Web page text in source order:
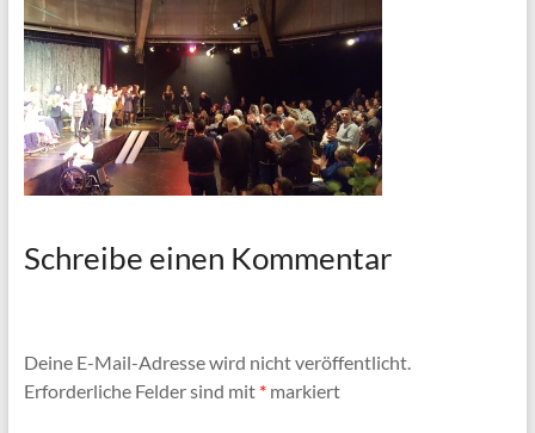
Schreibe einen Kommentar
Deine E-Mail-Adresse wird nicht veröffentlicht.
Erforderliche Felder sind mit *markiert